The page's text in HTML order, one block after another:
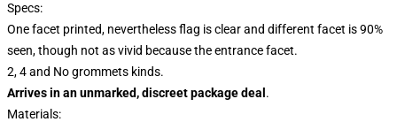
Specs:
One facet printed, nevertheless flag is clear and different facet is 90%
seen, though not as vivid because the entrance facet.
2, 4 and No grommets kinds.
Arrives in an unmarked, discreet package deal .
Materials: